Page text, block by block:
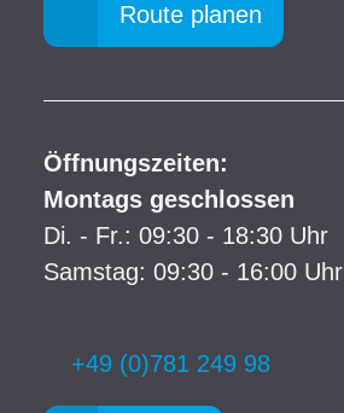
Route planen
Öffnungszeiten:
Montags geschlossen
Di. - Fr.: 09:30 - 18:30 Uhr
Samstag: 09:30 - 16:00 Uhr
+49 (0)781 249 98